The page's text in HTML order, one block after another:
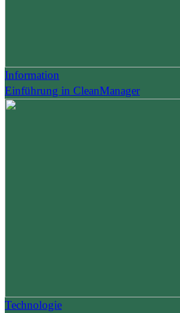
Information
Einführung in CleanManager
Technologie